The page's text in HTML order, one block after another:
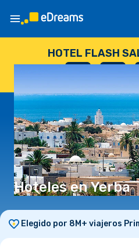
HOTEL FLASH
-- : -- :
Hoteles en Yerba
Elegido por 8M+ viajeros